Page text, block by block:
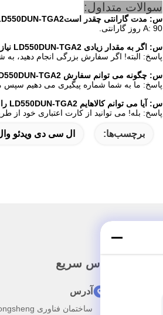
سوالات متداول:
س: مدت گارانتی چقدر استTGA2
A: 90 روز گارانتی.
س: اگر به مقدار زیادی LD550DUN-TGA2 نیاز دارم می توانید به من تخفیف بدهید
پاسخ: البته! اگر سفارش بزرگی انجام دهید، به
س: چگونه می توانم سفارش LD550DUN-TGA2 خود را ردیابی کنم
پاسخ: ما به شما شماره پیگیری می دهیم سپس
س: آیا می توانم کالاهایم LD550DUN-TGA2 را با کارت اعتباری پرداخت کنم؟
پاسخ: بله! می توانید از کارت اعتباری خود از
برچسب‌ها: ال سی دی ویدئو وال 55
تماس سریع
آدرس
ساختمان فناوری Shenzhen Longhua Dalang Tongsheng، بلوک A